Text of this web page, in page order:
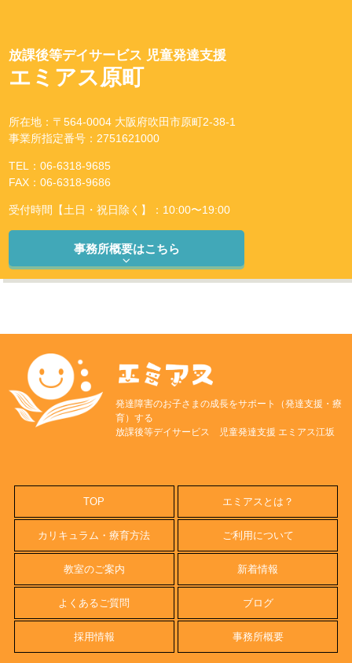
放課後等デイサービス 児童発達支援
エミアス原町
所在地：〒564-0004 大阪府吹田市原町2-38-1
事業所指定番号：2751621000
TEL：06-6318-9685
FAX：06-6318-9686
受付時間【土日・祝日除く】：10:00〜19:00
事務所概要はこちら
発達障害のお子さまの成長をサポート（発達支援・療
育）する
放課後等デイサービス 児童発達支援 エミアス江坂
TOP エミアスとは？
カリキュラム・療育方法 ご利用について
教室のご案内 新着情報
よくあるご質問 ブログ
採用情報 事務所概要